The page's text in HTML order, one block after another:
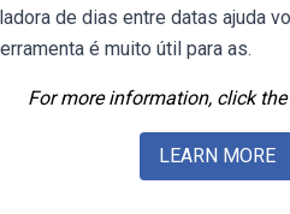
de dias entre datas ajuda
é muito útil para as.
For more information, click
LEARN MORE